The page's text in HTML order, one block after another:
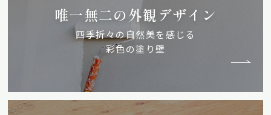
唯一無二の外観デザイン
四季折々の自然美を感じる
彩色の塗り壁